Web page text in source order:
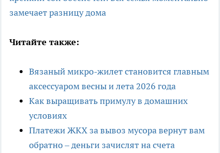
замечает разницу дома
Читайте также:
Вязаный микро-жилет становится главным
аксессуаром весны и лета 2026 года
Как выращивать примулу в домашних
условиях
Платежи ЖКХ за вывоз мусора вернут вам
обратно – деньги зачислят на счета